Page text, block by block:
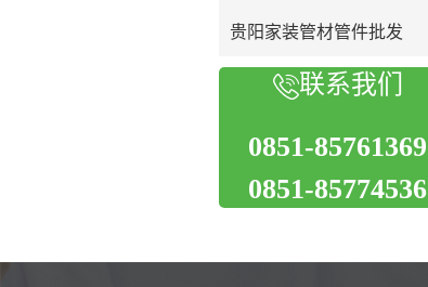
贵阳家装管材管件批发
联系我们
0851-85761369
0851-85774536